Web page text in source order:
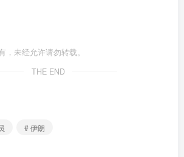
未经允许请勿转载。
THE END
# 伊朗